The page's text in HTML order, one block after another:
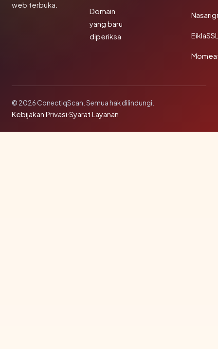
web terbuka.
Domain
yang baru
diperiksa
© 2026 ConectiqScan. Semua hak dilindungi.
Kebijakan Privasi·Syarat Layanan